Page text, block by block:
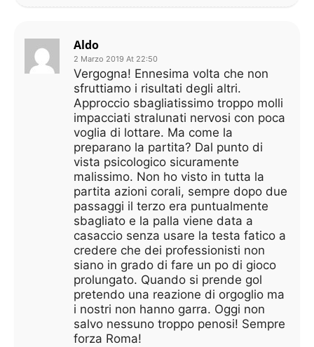
Aldo
2 Marzo 2019 At 22:50
Vergogna! Ennesima volta che non
sfruttiamo i risultati degli altri.
Approccio sbagliatissimo troppo molli
impacciati stralunati nervosi con poca
voglia di lottare. Ma come la
preparano la partita? Dal punto di
vista psicologico sicuramente
malissimo. Non ho visto in tutta la
partita azioni corali, sempre dopo due
passaggi il terzo era puntualmente
sbagliato e la palla viene data a
casaccio senza usare la testa fatico a
credere che dei professionisti non
siano in grado di fare un po di gioco
prolungato. Quando si prende gol
pretendo una reazione di orgoglio ma
i nostri non hanno garra. Oggi non
salvo nessuno troppo penosi! Sempre
forza Roma!